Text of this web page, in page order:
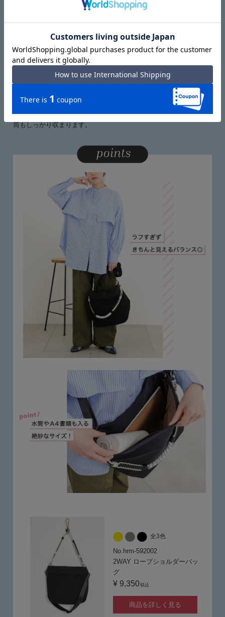
細めのロープハンドルで、カジュアル感をほどよく抑えた仕上が
り。メッシュ素材で軽やかに。見た目はすっきりしながら、A4や水
筒もしっかり収まります。
全3色
No.hrm-592002
2WAY ロープショルダーバッ
グ
¥ 9,350税込
商品を詳しく見る